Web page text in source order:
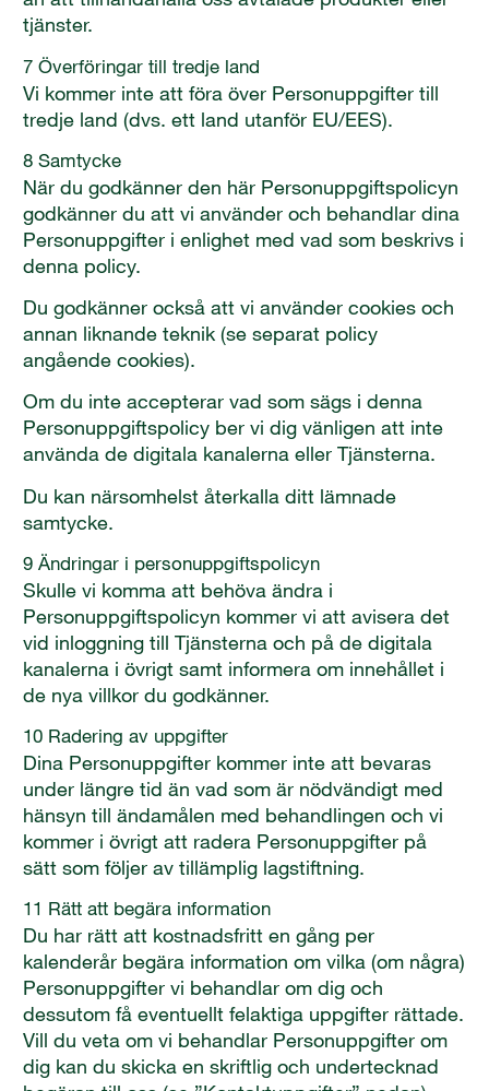
tjänster.
7 Överföringar till tredje land
Vi kommer inte att föra över Personuppgifter till
tredje land (dvs. ett land utanför EU/EES).
8 Samtycke
När du godkänner den här Personuppgiftspolicyn
godkänner du att vi använder och behandlar dina
Personuppgifter i enlighet med vad som beskrivs i
denna policy.
Du godkänner också att vi använder cookies och
annan liknande teknik (se separat policy
angående cookies).
Om du inte accepterar vad som sägs i denna
Personuppgiftspolicy ber vi dig vänligen att inte
använda de digitala kanalerna eller Tjänsterna.
Du kan närsomhelst återkalla ditt lämnade
samtycke.
9 Ändringar i personuppgiftspolicyn
Skulle vi komma att behöva ändra i
Personuppgiftspolicyn kommer vi att avisera det
vid inloggning till Tjänsterna och på de digitala
kanalerna i övrigt samt informera om innehållet i
de nya villkor du godkänner.
10 Radering av uppgifter
Dina Personuppgifter kommer inte att bevaras
under längre tid än vad som är nödvändigt med
hänsyn till ändamålen med behandlingen och vi
kommer i övrigt att radera Personuppgifter på
sätt som följer av tillämplig lagstiftning.
11 Rätt att begära information
Du har rätt att kostnadsfritt en gång per
kalenderår begära information om vilka (om några)
Personuppgifter vi behandlar om dig och
dessutom få eventuellt felaktiga uppgifter rättade.
Vill du veta om vi behandlar Personuppgifter om
dig kan du skicka en skriftlig och undertecknad